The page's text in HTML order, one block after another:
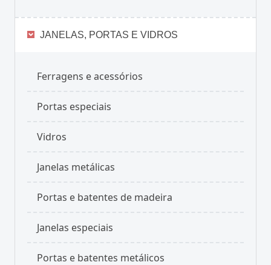
JANELAS, PORTAS E VIDROS
Ferragens e acessórios
Portas especiais
Vidros
Janelas metálicas
Portas e batentes de madeira
Janelas especiais
Portas e batentes metálicos